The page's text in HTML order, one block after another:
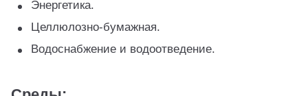
Энергетика.
Целлюлозно‑бумажная.
Водоснабжение и водоотведение.